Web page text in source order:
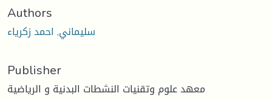
Authors
سليماني, احمد زكرياء
Publisher
معهد علوم وتقنيات النشطات البدنية و الرياضية